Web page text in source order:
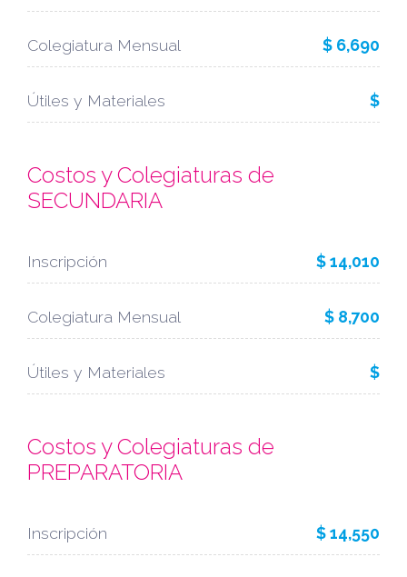
Colegiatura Mensual $ 6,690
Útiles y Materiales $
Costos y Colegiaturas de
SECUNDARIA
Inscripción $ 14,010
Colegiatura Mensual $ 8,700
Útiles y Materiales $
Costos y Colegiaturas de
PREPARATORIA
Inscripción $ 14,550